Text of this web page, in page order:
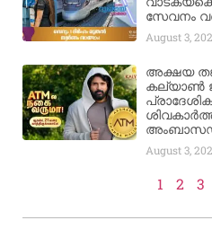
സേവനം
August 3,
അക്ഷയ
കല്യാണ്‍
August 3,
1 2 3